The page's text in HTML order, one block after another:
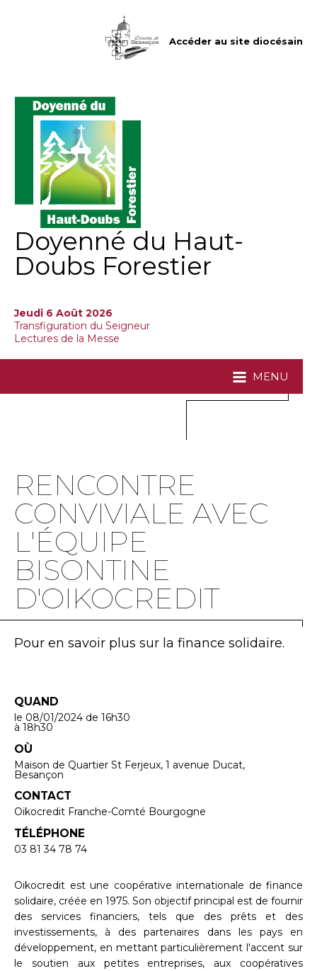
Accéder au site diocésain
Doyenné du Haut-
Doubs Forestier
Jeudi 6 Août 2026
Transfiguration du Seigneur
Lectures de la Messe
MENU
RENCONTRE
CONVIVIALE AVEC
L'ÉQUIPE
BISONTINE
D'OIKOCREDIT
Pour en savoir plus sur la finance solidaire.
QUAND
le 08/01/2024 de 16h30
à 18h30
OÙ
Maison de Quartier St Ferjeux, 1 avenue Ducat,
Besançon
CONTACT
Oikocredit Franche-Comté Bourgogne
TÉLÉPHONE
03 81 34 78 74
Oikocredit est une coopérative internationale de finance
solidaire, créée en 1975. Son objectif principal est de fournir
des services financiers, tels que des prêts et des
investissements, à des partenaires dans les pays en
développement, en mettant particulièrement l'accent sur
le soutien aux petites entreprises, aux coopératives